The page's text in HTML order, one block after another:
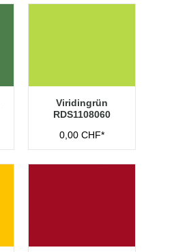
Viridingrün
RDS1108060
0,00 CHF*